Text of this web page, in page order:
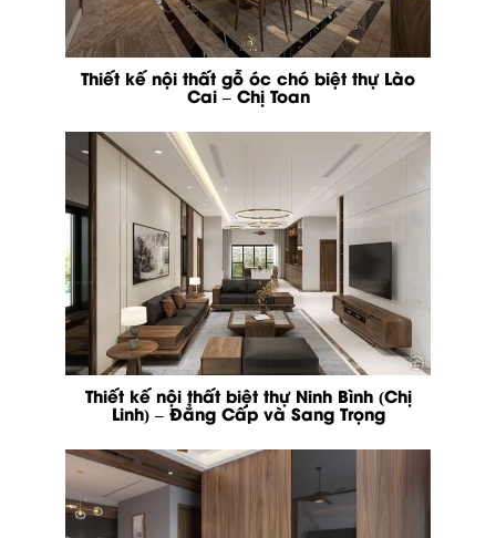
Thiết kế nội thất gỗ óc chó biệt thự Lào
Cai – Chị Toan
Thiết kế nội thất biệt thự Ninh Bình (Chị
Linh) – Đẳng Cấp và Sang Trọng